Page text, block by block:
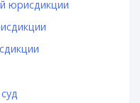
юрисдикции